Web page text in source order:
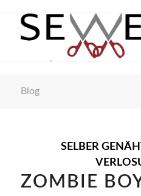
Blog
SELBER
ZOMBIE